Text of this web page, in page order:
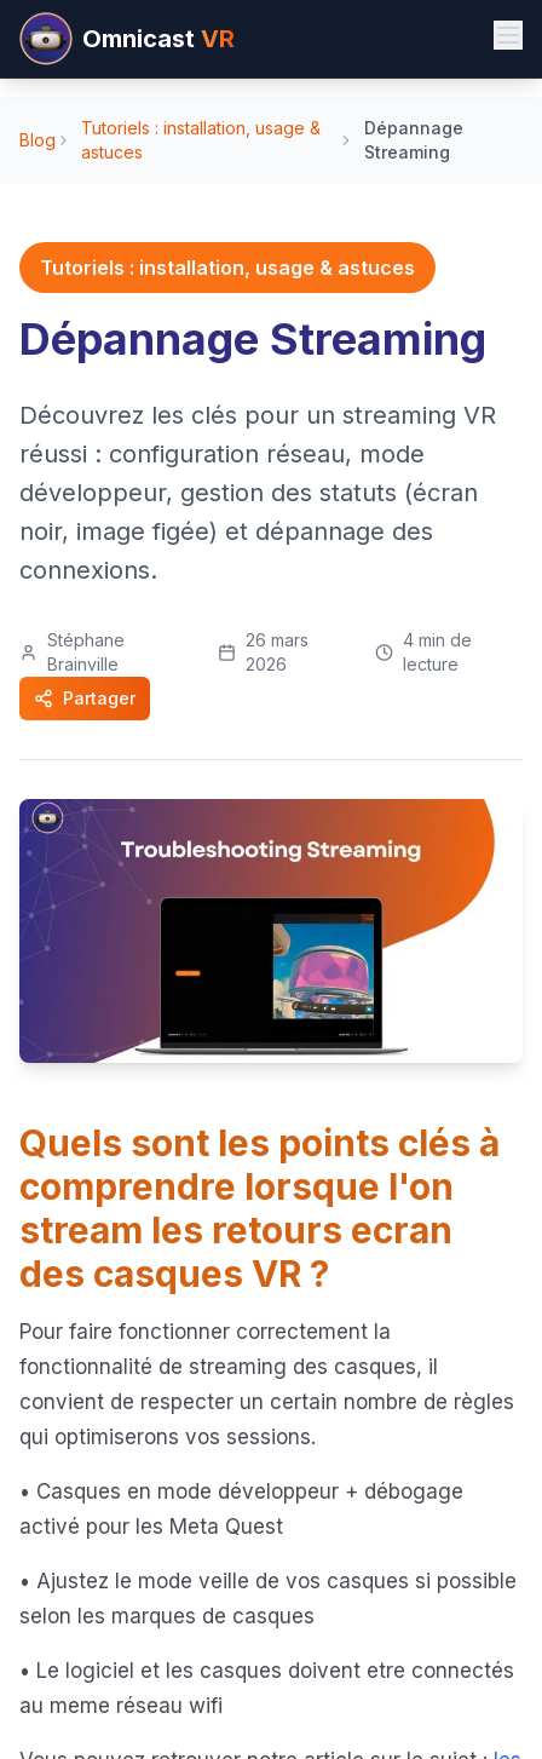
Omnicast VR
Blog
Tutoriels : installation, usage &
astuces
Dépannage
Streaming
Tutoriels : installation, usage & astuces
Dépannage Streaming
Découvrez les clés pour un streaming VR
réussi : configuration réseau, mode
développeur, gestion des statuts (écran
noir, image figée) et dépannage des
connexions.
Stéphane
Brainville
26 mars
2026
4 min de
lecture
Partager
Quels sont les points clés à
comprendre lorsque l'on
stream les retours ecran
des casques VR ?
Pour faire fonctionner correctement la
fonctionnalité de streaming des casques, il
convient de respecter un certain nombre de règles
qui optimiserons vos sessions.
• Casques en mode développeur + débogage
activé pour les Meta Quest
• Ajustez le mode veille de vos casques si possible
selon les marques de casques
• Le logiciel et les casques doivent etre connectés
au meme réseau wifi